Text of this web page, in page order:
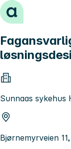
Hopp til innhold
Sunnaas sykehus
Bjørnemyrveien